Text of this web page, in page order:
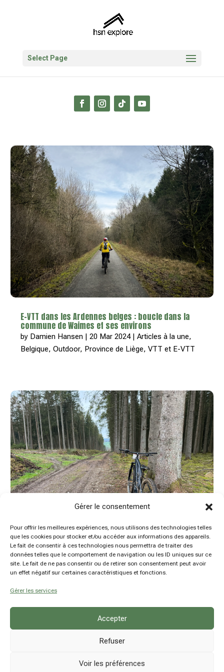
Gérer le consentement
Pour offrir les meilleures expériences, nous utilisons des technologies telles
que les cookies pour stocker et/ou accéder aux informations des appareils.
Le fait de consentir à ces technologies nous permettra de traiter des
données telles que le comportement de navigation ou les ID uniques sur ce
site. Le fait de ne pas consentir ou de retirer son consentement peut avoir
un effet négatif sur certaines caractéristiques et fonctions.
Gérer les services
Accepter
Refuser
Voir les préférences
Select Page
E-VTT dans les Ardennes belges : boucle dans la
commune de Waimes et ses environs
by Damien Hansen |20 Mar 2024|Articles à la une,
Belgique,Outdoor, Province de Liège,VTT et E-VTT
Mes parcours d’entraînement VTT
byDamien Hansen|19 Mar 2024|Belgique,